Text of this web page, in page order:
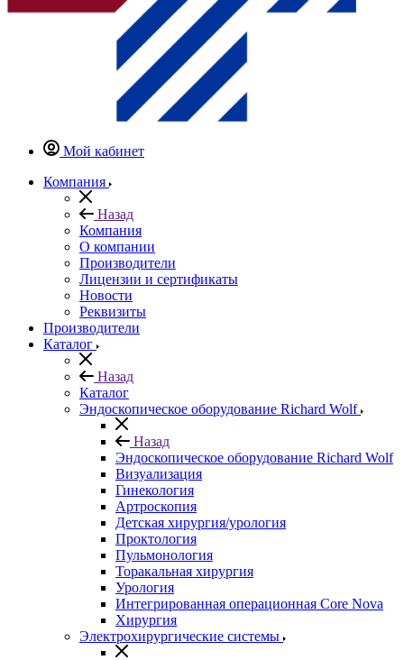
Мой кабинет
Компания
Назад
Компания
О компании
Производители
Лицензии и сертификаты
Новости
Реквизиты
Производители
Каталог
Назад
Каталог
Эндоскопическое оборудование Richard Wolf
Назад
Эндоскопическое оборудование Richard Wolf
Визуализация
Гинекология
Артроскопия
Детская хирургия/урология
Проктология
Пульмонология
Торакальная хирургия
Урология
Интегрированная операционная Core Nova
Хирургия
Электрохирургические системы